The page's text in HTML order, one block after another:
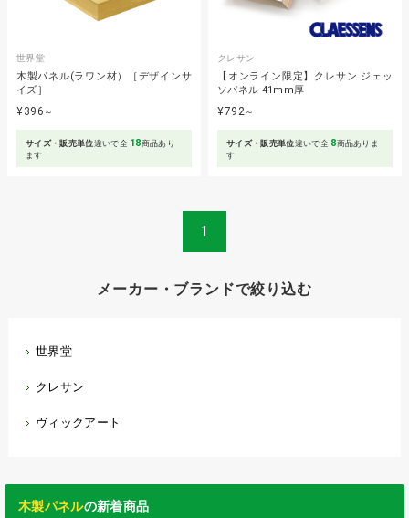
世界堂
木製パネル(ラワン材）［デザインサ
イズ］
¥396 ～
サイズ・販売単位違いで全 18商品あり
ます
クレサン
【オンライン限定】クレサン ジェッ
ソパネル 41mm厚
¥792～
サイズ・販売単位違いで全 8商品ありま
す
1
メーカー・ブランドで絞り込む
世界堂
クレサン
ヴィックアート
木製パネルの新着商品